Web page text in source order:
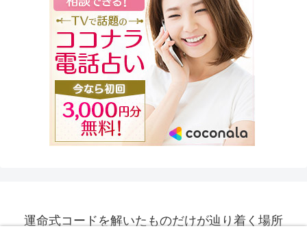
運命式コードを解いたものだけが辿り着く場所